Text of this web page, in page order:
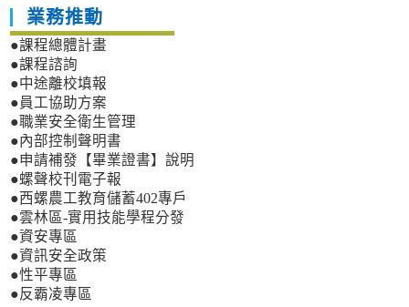
業務推動
●課程總體計畫
●課程諮詢
●中途離校填報
●員工協助方案
●職業安全衛生管理
●內部控制聲明書
●申請補發【畢業證書】說明
●螺聲校刊電子報
●西螺農工教育儲蓄402專戶
●雲林區-實用技能學程分發
●資安專區
●資訊安全政策
●性平專區
●反霸凌專區